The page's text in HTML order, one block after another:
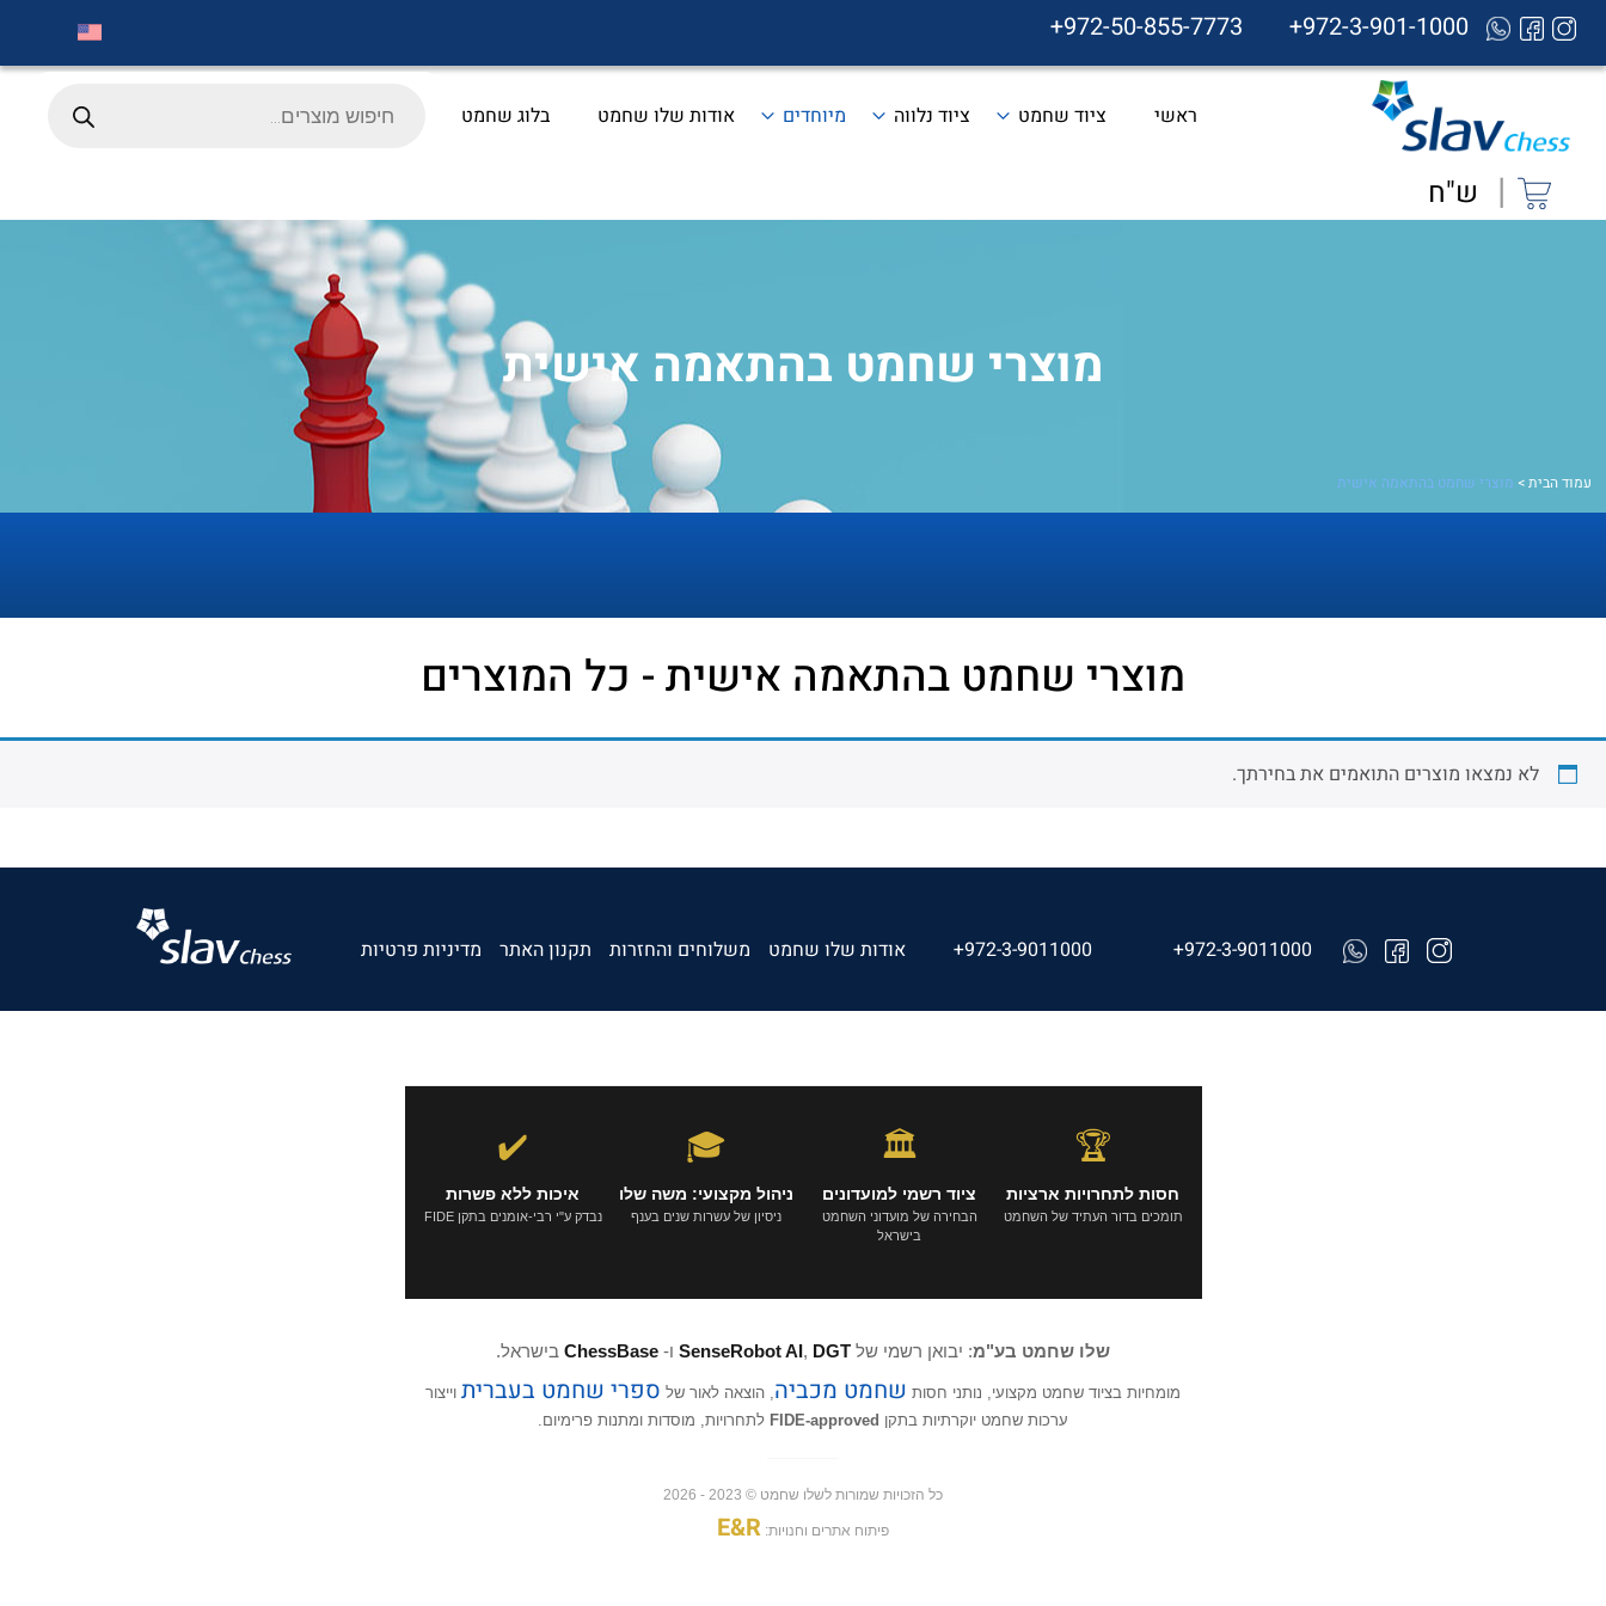
+972-3-901-1000
+972-50-855-7773
ראשי ציוד שחמט ציוד נלווה מיוחדים אודות שלו שחמט בלוג שחמט search
| ש"ח
מוצרי שחמט בהתאמה אישית
עמוד הבית> מוצרי שחמט בהתאמה אישית
מוצרי שחמט בהתאמה אישית - כל המוצרים
לא נמצאו מוצרים התואמים את בחירתך.
+972-3-9011000
+972-3-9011000 אודות שלו שחמט משלוחים והחזרות תקנון האתר מדיניות פרטיות
🏆
חסות לתחרויות ארציות
תומכים בדור העתיד של השחמט
🏛️
ציוד רשמי למועדונים
הבחירה של מועדוני השחמט
בישראל
🎓
ניהול מקצועי: משה שלו
ניסיון של עשרות שנים בענף
✔️
איכות ללא פשרות
נבדק ע"י רבי-אומנים בתקן FIDE
שלו שחמט בע"מ: יבואן רשמי של SenseRobot AI, DGT ו- ChessBase בישראל.
מומחיות בציוד שחמט מקצועי, נותני חסות שחמט מכביה, הוצאה לאור של ספרי שחמט בעברית וייצור
ערכות שחמט יוקרתיות בתקן FIDE-approved לתחרויות, מוסדות ומתנות פרימיום.
כל הזכויות שמורות לשלו שחמט © 2023 - 2026
פיתוח אתרים וחנויות: E&R